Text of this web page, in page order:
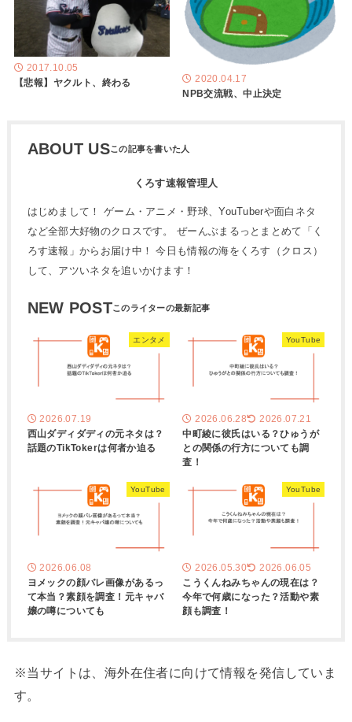
2017.10.05
【悲報】ヤクルト、終わる 2020.04.17
NPB交流戦、中止決定
ABOUT US
くろす速報管理人
はじめまして！ ゲーム・アニメ・野球、YouTuberや面白ネタ
など全部大好物のクロスです。 ぜーんぶまるっとまとめて「く
ろす速報」からお届け中！ 今日も情報の海をくろす（クロス）
して、アツいネタを追いかけます！
NEW POST
エンタメ
2026.07.19
西山ダディダディの元ネタは？
話題のTikTokerは何者か迫る
YouTube
2026.06.28 2026.07.21
中町綾に彼氏はいる？ひゅうが
との関係の行方についても調
査！
YouTube
2026.06.08
ヨメックの顔バレ画像があるっ
て本当？素顔を調査！元キャバ
嬢の噂についても
YouTube
2026.05.30 2026.06.05
こうくんねみちゃんの現在は？
今年で何歳になった？活動や素
顔も調査！
※当サイトは、海外在住者に向けて情報を発信していま
す。